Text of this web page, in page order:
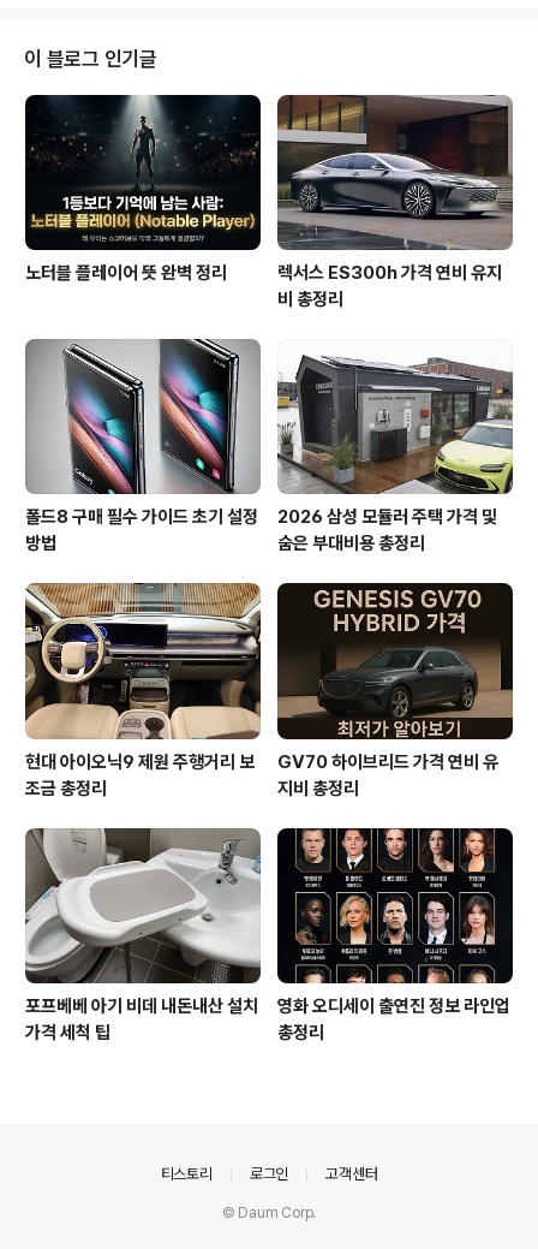
위치: ./logs/application_YYY..
이 블로그 인기글
노터블 플레이어 뜻 완벽 정리
렉서스 ES300h 가격 연비 유지
비 총정리
폴드8 구매 필수 가이드 초기 설정
방법
2026 삼성 모듈러 주택 가격 및
숨은 부대비용 총정리
현대 아이오닉9 제원 주행거리 보
조금 총정리
GV70 하이브리드 가격 연비 유
지비 총정리
포프베베 아기 비데 내돈내산 설치
가격 세척 팁
영화 오디세이 출연진 정보 라인업
총정리
티스토리 로그인 고객센터
© Daum Corp.